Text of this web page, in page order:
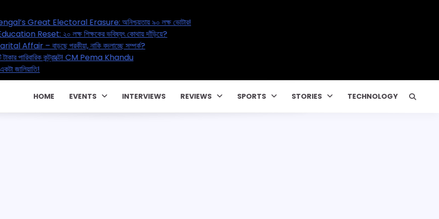
অনিশ্চয়তায় ৯০ লক্ষ ভোটার!
কোথায় দাঁড়িয়ে?
সম্পর্ক?
Khandu
HOME EVENTS INTERVIEWS REVIEWS SPORTS STORIES TECHNOLOGY